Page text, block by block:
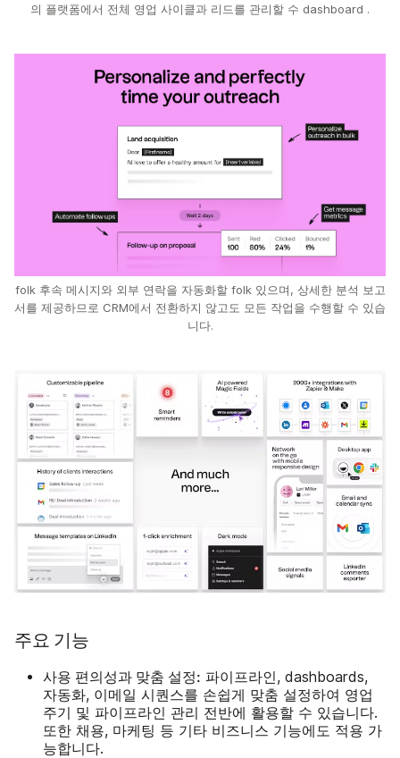
의 플랫폼에서 전체 영업 사이클과 리드를 관리할 수 dashboard .
folk 후속 메시지와 외부 연락을 자동화할 folk 있으며, 상세한 분석 보고
서를 제공하므로 CRM에서 전환하지 않고도 모든 작업을 수행할 수 있습
니다.
주요 기능
사용 편의성과 맞춤 설정: 파이프라인, dashboards,
자동화, 이메일 시퀀스를 손쉽게 맞춤 설정하여 영업
주기 및 파이프라인 관리 전반에 활용할 수 있습니다.
또한 채용, 마케팅 등 기타 비즈니스 기능에도 적용 가
능합니다.